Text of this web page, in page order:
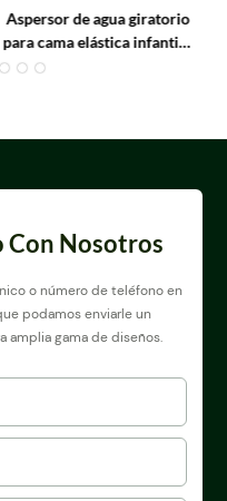
Aspersor de agua giratorio
para cama elástica infantil -
Con Nosotros
o número de teléfono en
podamos enviarle un
amplia gama de diseños.